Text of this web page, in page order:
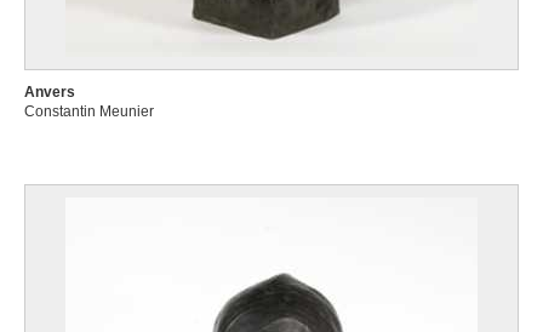
Anvers
Constantin Meunier